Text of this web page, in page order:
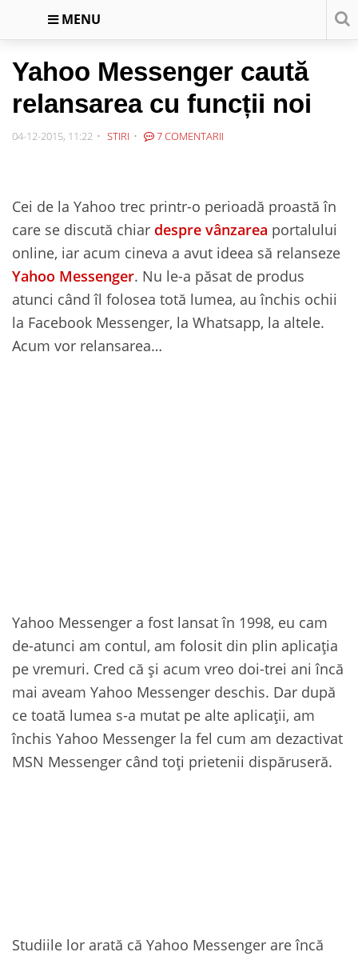
MENU
Yahoo Messenger caută
relansarea cu funcții noi
04-12-2015, 11:22 STIRI 7 COMENTARII
Cei de la Yahoo trec printr-o perioadă proastă în
care se discută chiar despre vânzarea portalului
online, iar acum cineva a avut ideea să relanseze
Yahoo Messenger. Nu le-a păsat de produs
atunci când îl folosea totă lumea, au închis ochii
la Facebook Messenger, la Whatsapp, la altele.
Acum vor relansarea…
Yahoo Messenger a fost lansat în 1998, eu cam
de-atunci am contul, am folosit din plin aplicația
pe vremuri. Cred că și acum vreo doi-trei ani încă
mai aveam Yahoo Messenger deschis. Dar după
ce toată lumea s-a mutat pe alte aplicații, am
închis Yahoo Messenger la fel cum am dezactivat
MSN Messenger când toți prietenii dispăruseră.
Studiile lor arată că Yahoo Messenger are încă